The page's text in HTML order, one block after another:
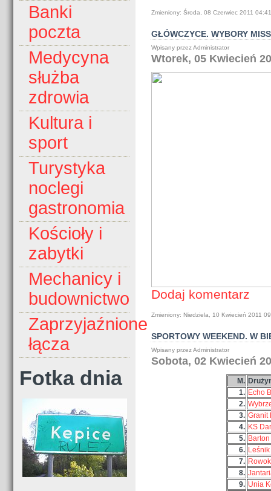
Banki
poczta
Medycyna
służba
zdrowia
Kultura i
sport
Turystyka
noclegi
gastronomia
Kościoły i
zabytki
Mechanicy i
budownictwo
Zaprzyjaźnione
łącza
Fotka dnia
Zmieniony: Środa, 08 Czerwiec 2011 04:41
GŁÓWCZYCE. WYBORY
Wpisany przez Administrator
Wtorek, 05 Kwiecień
Dodaj komentarz
Zmieniony: Niedziela, 10 Kwiecień 2011
SPORTOWY WEEKEND. W
Wpisany przez Administrator
Sobota, 02 Kwiecień
M.
1. Echo
2.
3. Granit
4. KS
5.
6.
7.
8.
9. Unia